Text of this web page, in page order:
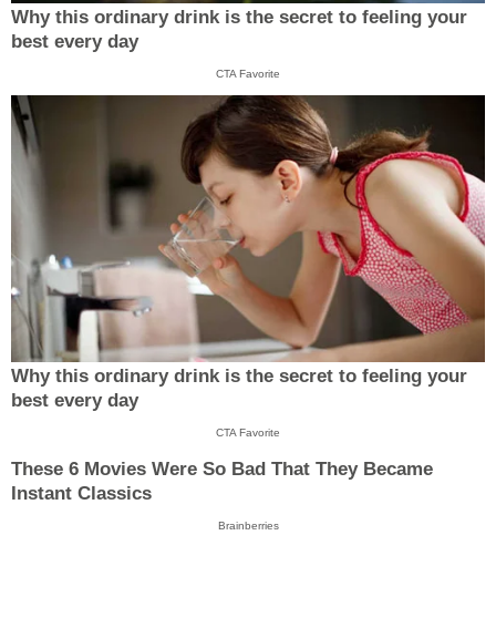
Why this ordinary drink is the secret to feeling your
best every day
CTA Favorite
Why this ordinary drink is the secret to feeling your
best every day
CTA Favorite
These 6 Movies Were So Bad That They Became
Instant Classics
Brainberries